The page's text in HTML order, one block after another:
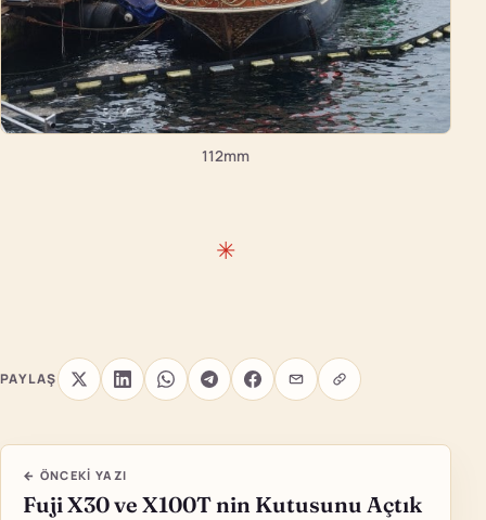
112mm
PAYLAŞ
← ÖNCEKI YAZI
Fuji X30 ve X100T nin Kutusunu Açtık